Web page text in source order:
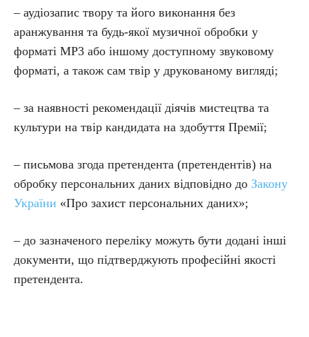
– аудіозапис твору та його виконання без
аранжування та будь-якої музичної обробки у
форматі MP3 або іншому доступному звуковому
форматі, а також сам твір у друкованому вигляді;
– за наявності рекомендації діячів мистецтва та
культури на твір кандидата на здобуття Премії;
– письмова згода претендента (претендентів) на
обробку персональних даних відповідно до Закону
України «Про захист персональних даних»;
– до зазначеного переліку можуть бути додані інші
документи, що підтверджують професійні якості
претендента.